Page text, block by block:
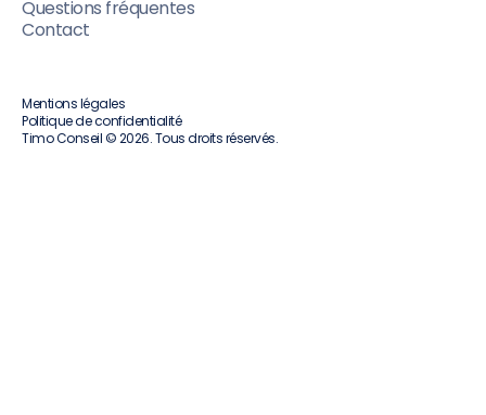
Questions fréquentes
Contact
Timo Conseil © 2026. Tous droits réservés.
Mentions légales
Politique de confidentialité